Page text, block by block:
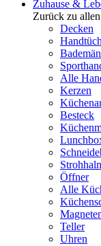
Zuhause &
Zurück zu
Decken
Alle
Kerzen
Besteck
Öffner
Alle
Teller
Uhren